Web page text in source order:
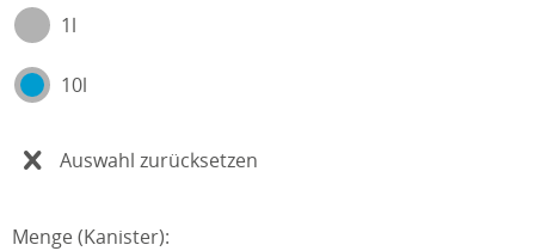
1l
10l
Auswahl zurücksetzen
Menge (Kanister):